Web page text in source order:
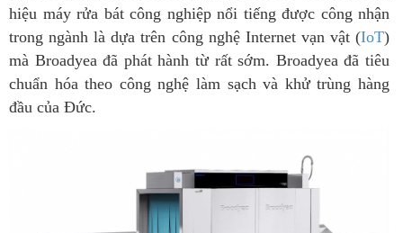
hiệu máy rửa bát công nghiệp nổi tiếng được công nhận
trong ngành là dựa trên công nghệ Internet vạn vật (IoT)
mà Broadyea đã phát hành từ rất sớm. Broadyea đã tiêu
chuẩn hóa theo công nghệ làm sạch và khử trùng hàng
đầu của Đức.